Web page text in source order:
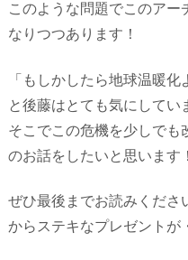
このような問題でこのアー
なりつつあります！
「もしかしたら地球温暖
と後藤はとても気にしてい
そこでこの危機を少しでも
のお話をしたいと思います
ぜひ最後までお読みくださ
からステキなプレゼントが